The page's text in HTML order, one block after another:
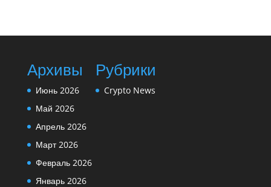
Архивы
Июнь 2026
Май 2026
Апрель 2026
Март 2026
Февраль 2026
Январь 2026
Рубрики
Crypto News